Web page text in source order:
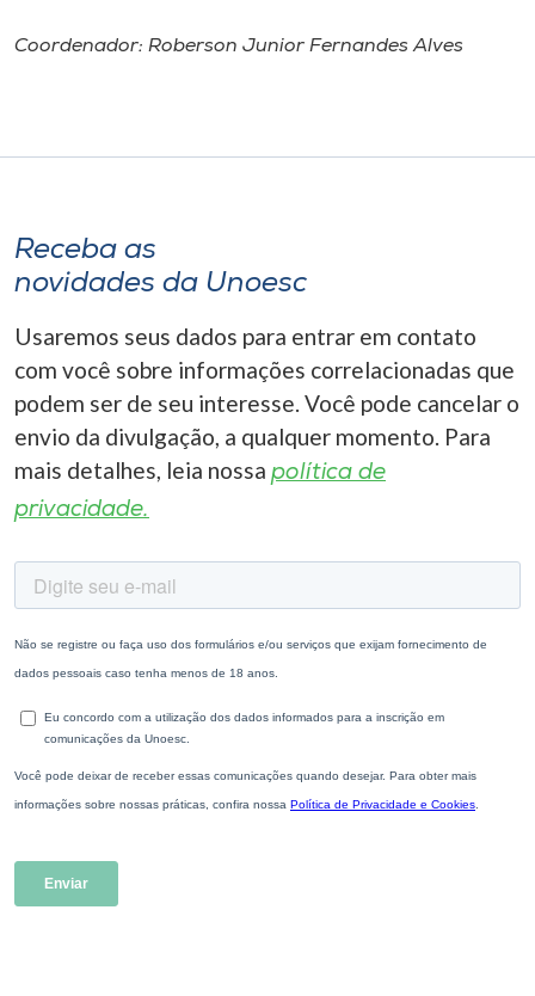
Coordenador: Roberson Junior Fernandes Alves
Receba as
novidades da Unoesc
Usaremos seus dados para entrar em contato
com você sobre informações correlacionadas que
podem ser de seu interesse. Você pode cancelar o
envio da divulgação, a qualquer momento. Para
mais detalhes, leia nossa política de
privacidade.